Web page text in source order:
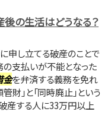
の生活はどうなる？
申し立てる破産のことで
支払いが不能となった
金を弁済する義務を免れ
財」と「同時廃止」という
産する人に33万円以上